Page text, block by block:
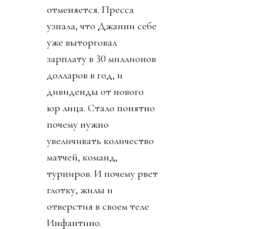
отменяется. Пресса
узнала, что Джанни себе
уже выторговал
зарплату в 30 миллионов
долларов в год, и
дивиденды от нового
юр лица. Стало понятно
почему нужно
увеличивать количество
матчей, команд,
турниров. И почему рвет
глотку, жилы и
отверстия в своем теле
Инфантино.